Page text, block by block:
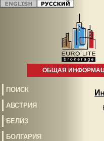
ОБЩАЯ
ПОИСК
АВСТРИЯ
БЕЛИЗ
БОЛГАРИЯ